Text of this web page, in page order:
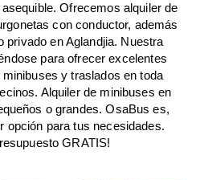
Ofrecemos alquiler de
con conductor, además
privado en Aglandjia. Nuestra
para ofrecer excelentes
y traslados en toda
Alquiler de minibuses en
o grandes. OsaBus es,
opción para tus necesidades.
GRATIS!